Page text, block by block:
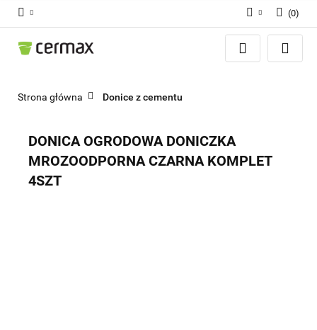
Zaloguj się
(0)
Strona główna Donice z cementu
DONICA OGRODOWA DONICZKA
MROZOODPORNA CZARNA KOMPLET
4SZT